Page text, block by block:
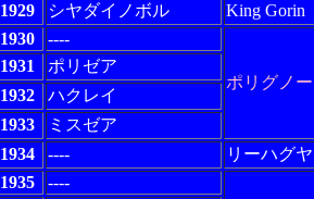
1929
シヤダイノボル
King Gorin
1930
----
ポリグノ
1931
ポリゼア
1932
ハクレイ
1933
ミスゼア
1934
----
リーハグ
1935
----